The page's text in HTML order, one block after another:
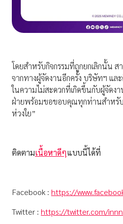
โดยสำหรับกิจกรรมที่ถูกยกเลิกนั้น
จากทางผู้จัดงานอีกครั้ง บริษัทฯ แ
ในความไม่สะดวกที่เกิดขึ้นกับผู้จัดง
ฝ่ายพร้อมขอขอบคุณทุกท่านสำหรับ
ห่วงใย”
ติดตามเนื้อหาดีๆแบบนี้ได้ที่
Facebook : https://
Twitter : https://twitter.com/